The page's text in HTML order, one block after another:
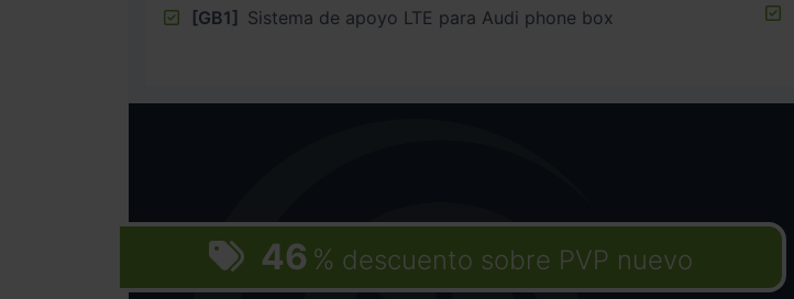
[GB1] Sistema de apoyo LTE para Audi phone box
46 % descuento sobre PVP nuevo